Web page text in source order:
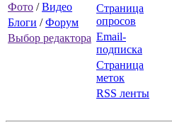
Фото /Видео
Блоги /Форум
Выбор редактора
Страница
опросов
Email-
подписка
Страница
меток
RSS ленты